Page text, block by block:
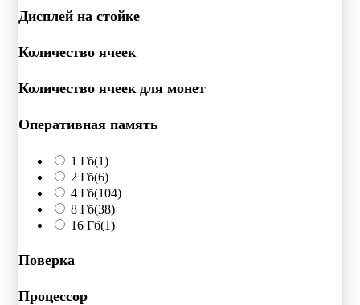
Дисплей на стойке
Количество ячеек
Количество ячеек для монет
Оперативная память
1 Гб(1)
2 Гб(6)
4 Гб(104)
8 Гб(38)
16 Гб(1)
Поверка
Процессор